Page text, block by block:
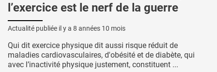
l’exercice est le nerf de la guerre
Actualité publiée il y a 8 années 10 mois
Qui dit exercice physique dit aussi risque réduit de
maladies cardiovasculaires, d'obésité et de diabète, qui
avec l’inactivité physique justement, constituent ...